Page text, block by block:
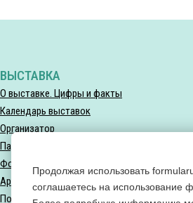
ВЫСТАВКА
О выставке. Цифры и факты
Календарь выставок
Организатор
Партнеры выставки
Фотогалерея
Архив мероприятий
Политика конфиденциальностиПолитика
Продолжая использовать
соглашаетесь на использование